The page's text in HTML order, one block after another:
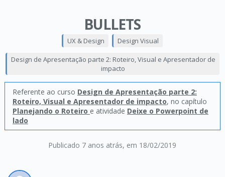
BULLETS
Publicado 7 anos atrás, em 18/02/2019
UX & Design Design Visual
Design de Apresentação parte 2: Roteiro, Visual e Apresentador de
impacto
Referente ao curso Design de Apresentação parte 2:
Roteiro, Visual e Apresentador de impacto, no capítulo
Planejando o Roteiro e atividade Deixe o Powerpoint de
lado